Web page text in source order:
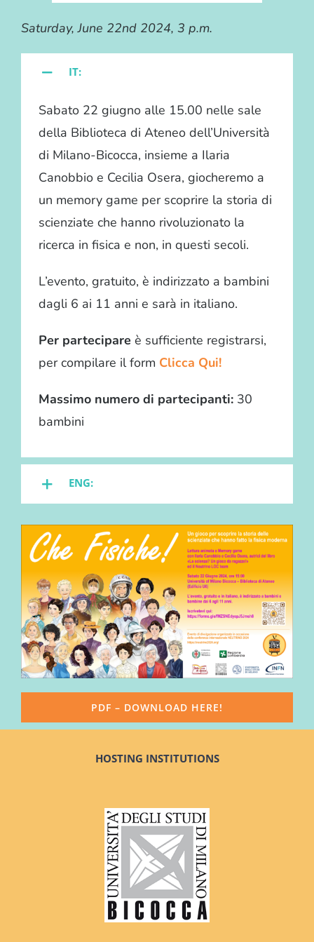
Saturday, June 22nd 2024, 3 p.m.
IT:
Sabato 22 giugno alle 15.00 nelle sale
della Biblioteca di Ateneo dell’Università
di Milano-Bicocca, insieme a Ilaria
Canobbio e Cecilia Osera, giocheremo a
un memory game per scoprire la storia di
scienziate che hanno rivoluzionato la
ricerca in fisica e non, in questi secoli.
L’evento, gratuito, è indirizzato a bambini
dagli 6 ai 11 anni e sarà in italiano.
Per partecipare è sufficiente registrarsi,
per compilare il form Clicca Qui!
Massimo numero di partecipanti:30
bambini
ENG:
PDF – DOWNLOAD HERE!
HOSTING INSTITUTIONS